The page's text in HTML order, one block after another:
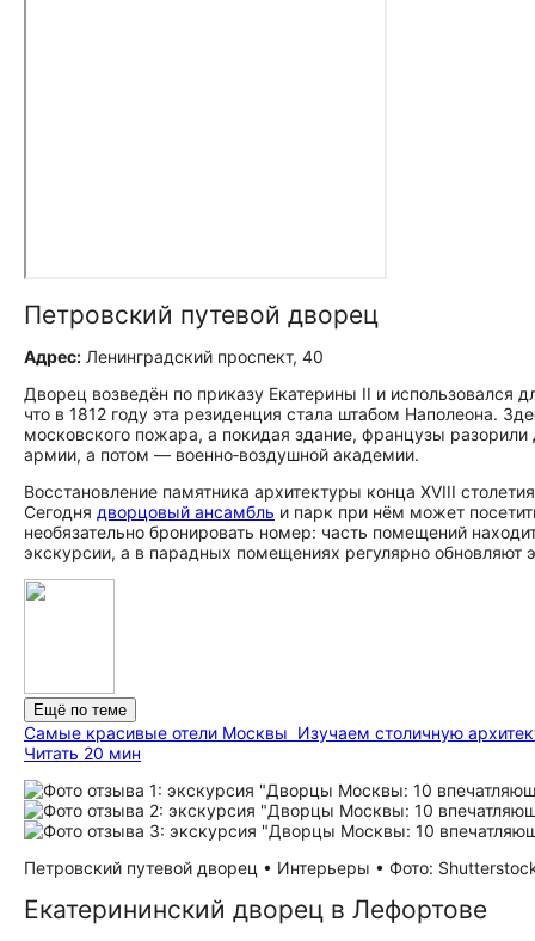
Петровский путевой дворец
Адрес: Ленинградский проспект, 40
Дворец возведён по приказу Екатерины II и использовался
что в 1812 году эта резиденция стала штабом Наполеона.
московского пожара, а покидая здание, французы
армии, а потом — военно‑воздушной академии.
Восстановление памятника архитектуры конца XVIII
Сегодня дворцовый ансамбль и парк при нём может
необязательно бронировать номер: часть помещений
экскурсии, а в парадных помещениях регулярно обновляют
Ещё по теме
Самые красивые отели Москвы Изучаем столичную
Читать 20 мин
Петровский путевой дворец • Интерьеры • Фото:
Екатерининский дворец в Лефортове